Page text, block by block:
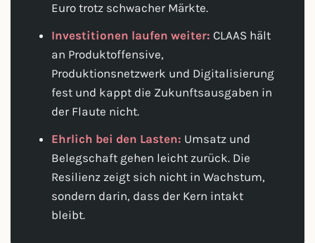
Euro trotz schwacher Märkte.
Investitionen laufen weiter: CLAAS hält
an Produktoffensive,
Produktionsnetzwerk und Digitalisierung
fest und kappt die Zukunftsausgaben in
der Flaute nicht.
Ehrlich bei den Lasten: Umsatz und
Belegschaft gehen leicht zurück. Die
Resilienz zeigt sich nicht in Wachstum,
sondern darin, dass der Kern intakt
bleibt.